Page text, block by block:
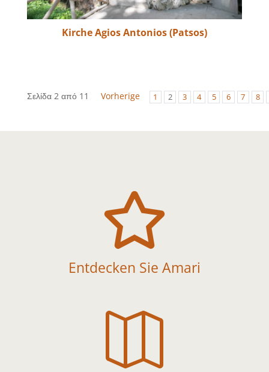
Kirche Agios Antonios (Patsos)
Σελίδα 2 από 11 Vorherige 1 2 3 4 5 6 7 8

Entdecken Sie Amari
